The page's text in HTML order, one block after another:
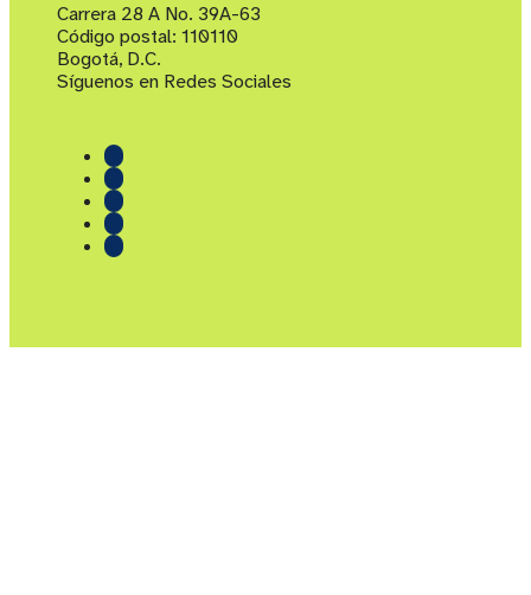
Carrera 28 A No. 39A-63
Código postal: 110110
Bogotá, D.C.
Síguenos en Redes Sociales